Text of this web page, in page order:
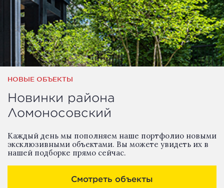
НОВЫЕ ОБЪЕКТЫ
Новинки района
Ломоносовский
Каждый день мы пополняем наше портфолио новыми
эксклюзивными объектами. Вы можете увидеть их в
нашей подборке прямо сейчас.
Смотреть объекты